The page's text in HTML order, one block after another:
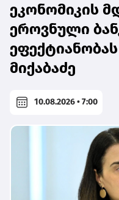
ეკონომიკის
ეროვნული
მიქაბაძე
10.08.2026 • 7:00